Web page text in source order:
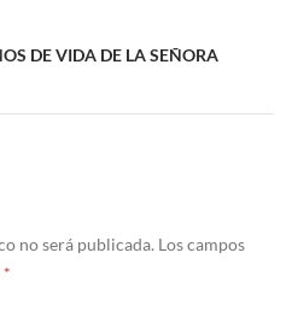
DE VIDA DE LA SEÑORA
no será publicada. Los campos
*